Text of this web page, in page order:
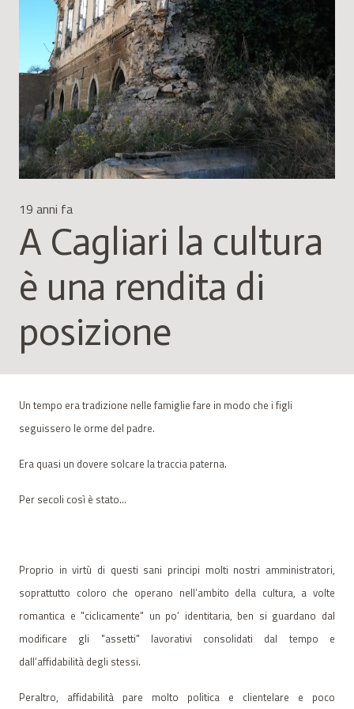
19 anni fa
A Cagliari la cultura
è una rendita di
posizione
Un tempo era tradizione nelle famiglie fare in modo che i figli
seguissero le orme del padre.
Era quasi un dovere solcare la traccia paterna.
Per secoli così è stato…
Proprio in virtù di questi sani principi molti nostri amministratori,
soprattutto coloro che operano nell’ambito della cultura, a volte
romantica e "ciclicamente" un po’ identitaria, ben si guardano dal
modificare gli "assetti" lavorativi consolidati dal tempo e
dall’affidabilità degli stessi.
Peraltro, affidabilità pare molto politica e clientelare e poco